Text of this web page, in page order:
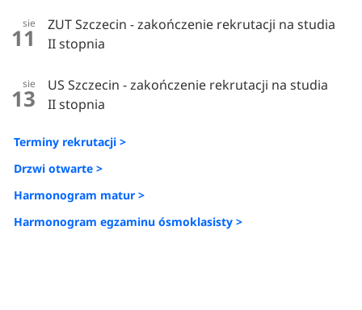
sie
11
ZUT Szczecin - zakończenie rekrutacji na studia
II stopnia
sie
13
US Szczecin - zakończenie rekrutacji na studia
II stopnia
Terminy rekrutacji >
Drzwi otwarte >
Harmonogram matur >
Harmonogram egzaminu ósmoklasisty >